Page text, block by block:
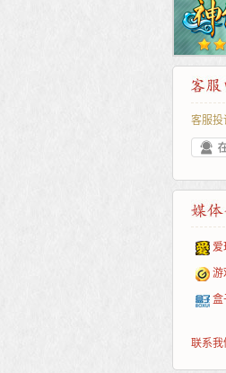
客服投
爱
游
盒
联系我